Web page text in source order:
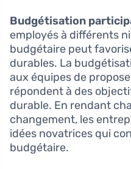
Budgétisation
employés à différents
budgétaire peut
durables. La
aux équipes de
répondent à des
durable. En rendant
changement, les
idées novatrices qui
budgétaire.